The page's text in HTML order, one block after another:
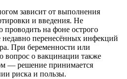
зависит от выполнения
и введения. Не
проводить на фоне острого
недавно перенесённых инфекций
При беременности или
вопрос о вакцинации также
— решение принимается
риска и пользы.